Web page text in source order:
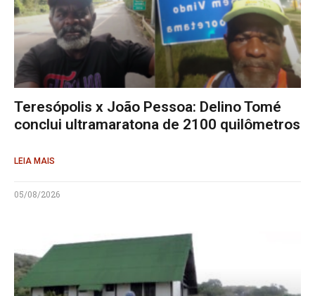
Teresópolis x João Pessoa: Delino Tomé
conclui ultramaratona de 2100 quilômetros
LEIA MAIS
05/08/2026